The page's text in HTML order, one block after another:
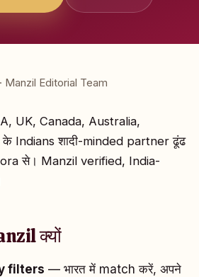
Manzil Editorial Team
UK, Canada, Australia,
Indians शादी-minded partner ढूंढ
से। Manzil verified, India-
क्यों
filters — भारत में match करें, अपने